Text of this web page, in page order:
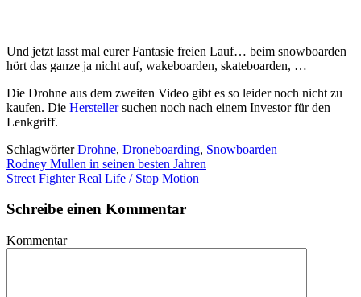
Und jetzt lasst mal eurer Fantasie freien Lauf… beim snowboarden
hört das ganze ja nicht auf, wakeboarden, skateboarden, …
Die Drohne aus dem zweiten Video gibt es so leider noch nicht zu
kaufen. Die Herstellersuchen noch nach einem Investor für den
Lenkgriff.
SchlagwörterDrohne, Droneboarding, Snowboarden
Rodney Mullen in seinen besten Jahren
Street Fighter Real Life / Stop Motion
Schreibe einen Kommentar
Kommentar